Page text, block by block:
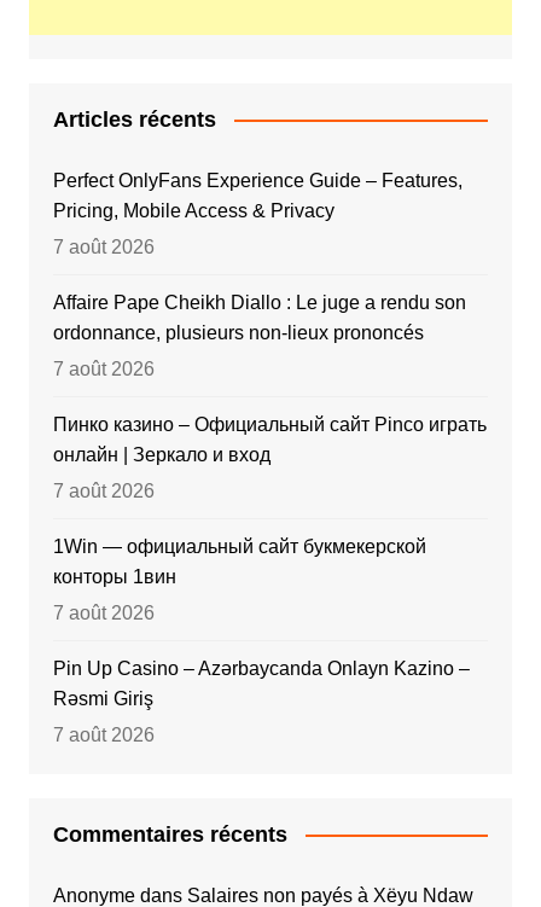
Articles récents
Perfect OnlyFans Experience Guide – Features,
Pricing, Mobile Access & Privacy
7 août 2026
Affaire Pape Cheikh Diallo : Le juge a rendu son
ordonnance, plusieurs non-lieux prononcés
7 août 2026
Пинко казино – Официальный сайт Pinco играть
онлайн | Зеркало и вход
7 août 2026
1Win — официальный сайт букмекерской
конторы 1вин
7 août 2026
Pin Up Casino – Azərbaycanda Onlayn Kazino –
Rəsmi Giriş
7 août 2026
Commentaires récents
Anonymedans Salaires non payés à Xëyu Ndaw